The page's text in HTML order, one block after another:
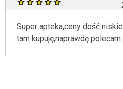
Super apteka,ceny dość
tam kupuję,naprawdę polecam.